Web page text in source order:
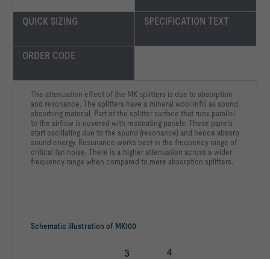
QUICK SIZING SPECIFICATION TEXT
ORDER CODE
Schematic illustration of MK100
The attenuation effect of the MK splitters is due to absorption
and resonance. The splitters have a mineral wool infill as sound
absorbing material. Part of the splitter surface that runs parallel
to the airflow is covered with resonating panels. These panels
start oscillating due to the sound (resonance) and hence absorb
sound energy. Resonance works best in the frequency range of
critical fan noise. There is a higher attenuation across a wider
frequency range when compared to mere absorption splitters.